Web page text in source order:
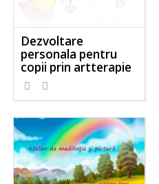
Dezvoltare
personala pentru
copii prin artterapie